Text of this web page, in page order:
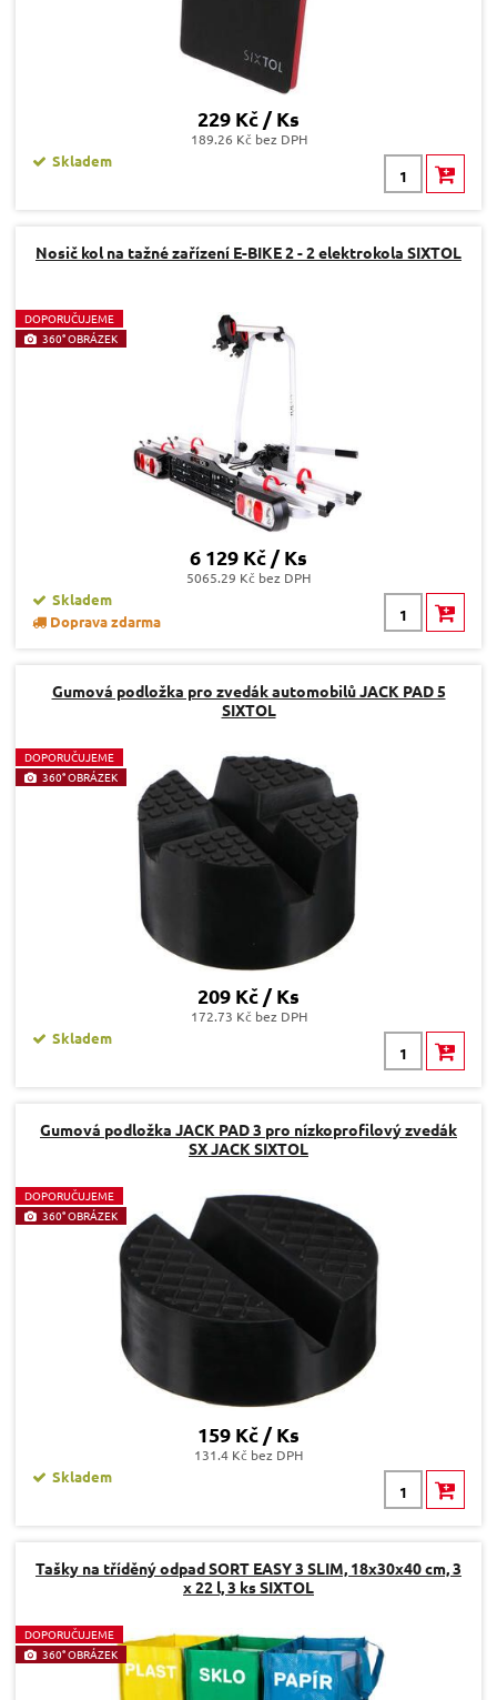
229 Kč / Ks
189.26 Kč bez DPH
Skladem
Nosič kol na tažné zařízení E-BIKE 2 - 2 elektrokola SIXTOL
DOPORUČUJEME
360° OBRÁZEK
6 129 Kč / Ks
5065.29 Kč bez DPH
Skladem
Doprava zdarma
Gumová podložka pro zvedák automobilů JACK PAD 5
SIXTOL
DOPORUČUJEME
360° OBRÁZEK
209 Kč / Ks
172.73 Kč bez DPH
Skladem
Gumová podložka JACK PAD 3 pro nízkoprofilový zvedák
SX JACK SIXTOL
DOPORUČUJEME
360° OBRÁZEK
159 Kč / Ks
131.4 Kč bez DPH
Skladem
Tašky na tříděný odpad SORT EASY 3 SLIM, 18x30x40 cm, 3
x 22 l, 3 ks SIXTOL
DOPORUČUJEME
360° OBRÁZEK